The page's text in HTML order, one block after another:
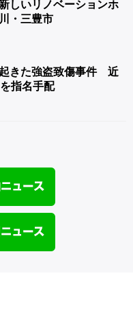
しいリノベーションホ
・三豊市
きた強盗致傷事件 近
指名手配